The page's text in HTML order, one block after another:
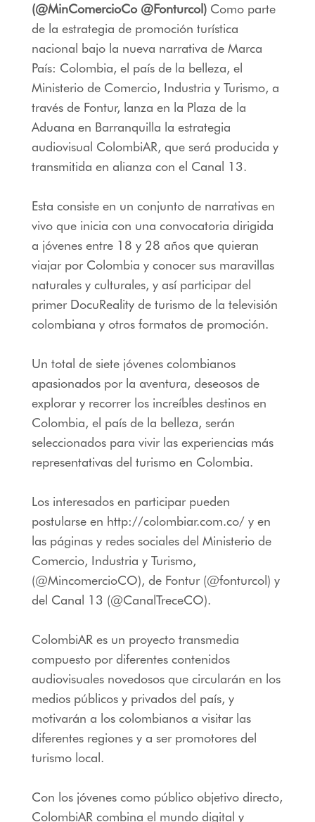
(@MinComercioCo @Fonturcol)Como parte
de la estrategia de promoción turística
nacional bajo la nueva narrativa de Marca
País: Colombia, el país de la belleza, el
Ministerio de Comercio, Industria y Turismo, a
través de Fontur, lanza en la Plaza de la
Aduana en Barranquilla la estrategia
audiovisual ColombiAR, que será producida y
transmitida en alianza con el Canal 13.
Esta consiste en un conjunto de narrativas en
vivo que inicia con una convocatoria dirigida
a jóvenes entre 18 y 28 años que quieran
viajar por Colombia y conocer sus maravillas
naturales y culturales, y así participar del
primer DocuReality de turismo de la televisión
colombiana y otros formatos de promoción.
Un total de siete jóvenes colombianos
apasionados por la aventura, deseosos de
explorar y recorrer los increíbles destinos en
Colombia, el país de la belleza, serán
seleccionados para vivir las experiencias más
representativas del turismo en Colombia.
Los interesados en participar pueden
postularse en http://colombiar.com.co/ y en
las páginas y redes sociales del Ministerio de
Comercio, Industria y Turismo,
(@MincomercioCO), de Fontur (@fonturcol) y
del Canal 13 (@CanalTreceCO).
ColombiAR es un proyecto transmedia
compuesto por diferentes contenidos
audiovisuales novedosos que circularán en los
medios públicos y privados del país, y
motivarán a los colombianos a visitar las
diferentes regiones y a ser promotores del
turismo local.
Con los jóvenes como público objetivo directo,
ColombiAR combina el mundo digital y